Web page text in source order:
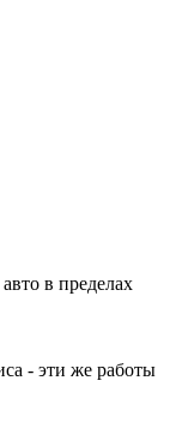
в пределах
- эти же работы